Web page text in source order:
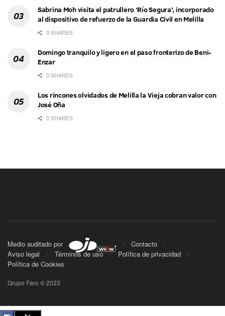
Sabrina Moh visita el patrullero ‘Río Segura’, incorporado
al dispositivo de refuerzo de la Guardia Civil en Melilla
0 SHARES
Domingo tranquilo y ligero en el paso fronterizo de Beni-
Enzar
0 SHARES
Los rincones olvidados de Melilla la Vieja cobran valor con
José Oña
0 SHARES
Medio auditado por
Contacto
Aviso legal
Términos de uso
Política de privacidad
Política de Cookies
Grupo Faro © 2023